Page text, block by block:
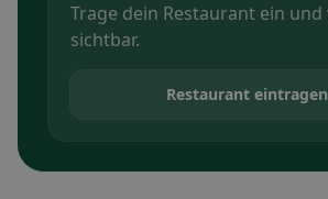
Trage dein Restaurant ein
sichtbar.
Restaurant eintragen